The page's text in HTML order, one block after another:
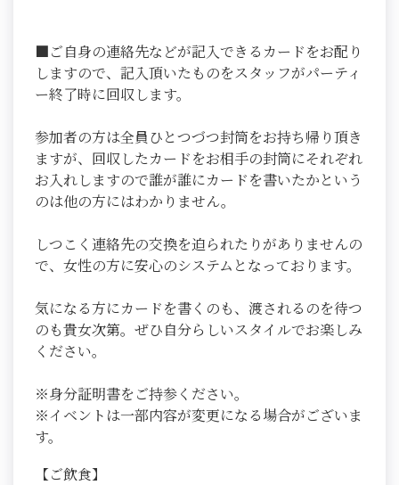
■ご自身の連絡先などが記入できるカードをお配り
しますので、記入頂いたものをスタッフがパーティ
ー終了時に回収します。
参加者の方は全員ひとつづつ封筒をお持ち帰り頂き
ますが、回収したカードをお相手の封筒にそれぞれ
お入れしますので誰が誰にカードを書いたかという
のは他の方にはわかりません。
しつこく連絡先の交換を迫られたりがありませんの
で、女性の方に安心のシステムとなっております。
気になる方にカードを書くのも、渡されるのを待つ
のも貴女次第。ぜひ自分らしいスタイルでお楽しみ
ください。
※身分証明書をご持参ください。
※イベントは一部内容が変更になる場合がございま
す。
【ご飲食】